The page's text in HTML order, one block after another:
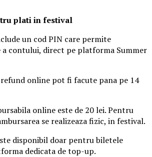
plati in festival
un cod PIN care permite
contului, direct pe platforma Summer
online pot fi facute pana pe 14
online este de 20 lei. Pentru
se realizeaza fizic, in festival.
disponibil doar pentru biletele
dedicata de top-up.